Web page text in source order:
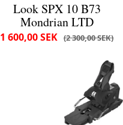
Look SPX 10 B73
Mondrian LTD
2 300,00 SEK
1 600,00 SEK